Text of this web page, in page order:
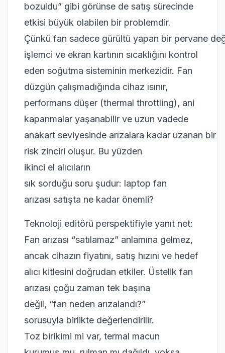
bozuldu” gibi görünse de satış sürecinde
etkisi büyük olabilen bir problemdir.
Çünkü fan sadece gürültü yapan bir pervane
işlemci ve ekran kartının sıcaklığını kontrol
eden soğutma sisteminin merkezidir. Fan
düzgün çalışmadığında cihaz ısınır,
performans düşer (thermal throttling), ani
kapanmalar yaşanabilir ve uzun vadede
anakart seviyesinde arızalara kadar uzanan bir
risk zinciri oluşur. Bu yüzden
ikinci el alıcıların
sık sorduğu soru şudur: laptop fan
arızası satışta ne kadar önemli?
Teknoloji editörü perspektifiyle yanıt net:
Fan arızası “satılamaz” anlamına gelmez,
ancak cihazın fiyatını, satış hızını ve hedef
alıcı kitlesini doğrudan etkiler. Üstelik fan
arızası çoğu zaman tek başına
değil, “fan neden arızalandı?”
sorusuyla birlikte değerlendirilir.
Toz birikimi mi var, termal macun